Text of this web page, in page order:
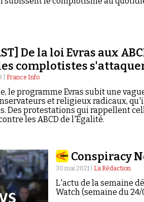
De la loi Evras aux
complotistes
| France Info
le programme Evras subit une
et religieux radicaux,
Des protestations qui rappellent
les ABCD de l'Égalité.
Conspiracy
30 mai 2021 | La Rédaction
L'actu de la semaine
Watch (semaine du 24/